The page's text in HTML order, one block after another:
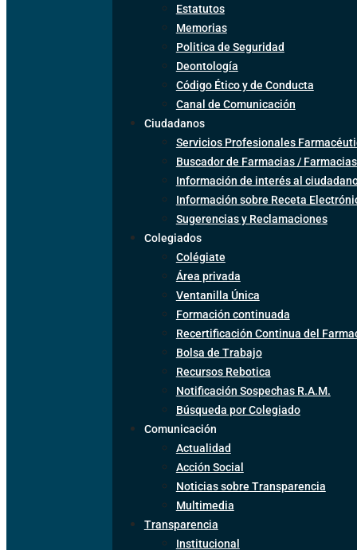
Estatutos
Memorias
Politica de Seguridad
Deontología
Código Ético y de Conducta
Canal de Comunicación
Ciudadanos
Servicios Profesionales
Buscador de Farmacias /
Información de interés al
Información sobre Receta
Sugerencias y Reclamaciones
Colegiados
Colégiate
Área privada
Ventanilla Única
Formación continuada
Recertificación Continua del
Bolsa de Trabajo
Recursos Rebotica
Notificación Sospechas R.A.M.
Búsqueda por Colegiado
Comunicación
Actualidad
Acción Social
Noticias sobre Transparencia
Multimedia
Transparencia
Institucional